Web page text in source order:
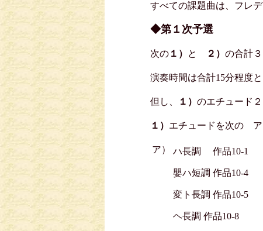
すべての課題曲は、フレ
◆第１次予選
次の １） と ２） の合計３
演奏時間は合計15分程度
但し、 １） のエチュード
１） エチュードを次の ア
ア） ハ長調 作品10-1
嬰ハ短調 作品10-4
変ト長調 作品10-5
ヘ長調 作品10-8